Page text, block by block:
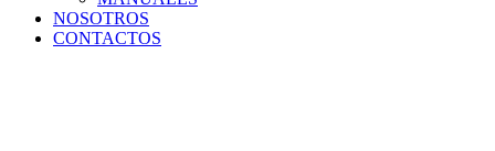
NOSOTROS
CONTACTOS